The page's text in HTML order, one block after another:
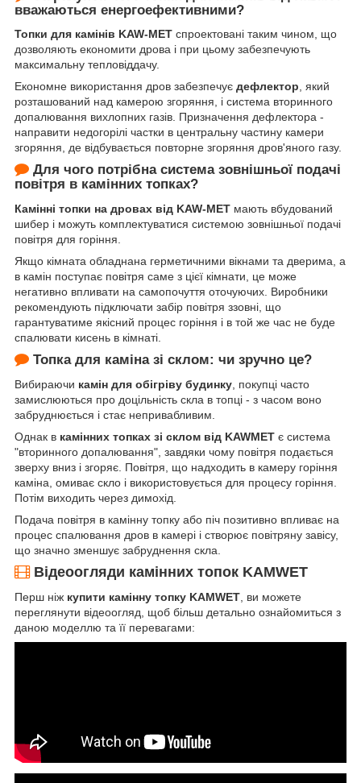
вважаються енергоефективними?
Топки для камінів KAW-MET спроектовані таким чином, що
дозволяють економити дрова і при цьому забезпечують
максимальну тепловіддачу.
Економне використання дров забезпечує дефлектор, який
розташований над камерою згоряння, і система вторинного
допалювання вихлопних газів. Призначення дефлектора -
направити недогорілі частки в центральну частину камери
згоряння, де відбувається повторне згоряння дров'яного газу.
Для чого потрібна система зовнішньої подачі
повітря в камінних топках?
Камінні топки на дровах від KAW-MET мають вбудований
шибер і можуть комплектуватися системою зовнішньої подачі
повітря для горіння.
Якщо кімната обладнана герметичними вікнами та дверима, а
в камін поступає повітря саме з цієї кімнати, це може
негативно впливати на самопочуття оточуючих. Виробники
рекомендують підключати забір повітря ззовні, що
гарантуватиме якісний процес горіння і в той же час не буде
спалювати кисень в кімнаті.
Топка для каміна зі склом: чи зручно це?
Вибираючи камін для обігріву будинку , покупці часто
замислюються про доцільність скла в топці - з часом воно
забруднюється і стає непривабливим.
Однак в камінних топках зі склом від KAWMET є система
"вторинного допалювання", завдяки чому повітря подається
зверху вниз і згоряє. Повітря, що надходить в камеру горіння
каміна, омиває скло і використовується для процесу горіння.
Потім виходить через димохід.
Подача повітря в камінну топку або піч позитивно впливає на
процес спалювання дров в камері і створює повітряну завісу,
що значно зменшує забруднення скла.
Відеоогляди камінних топок KAMWET
Перш ніж купити камінну топку KAMWET , ви можете
переглянути відеоогляд, щоб більш детально ознайомиться з
даною моделлю та її перевагами: